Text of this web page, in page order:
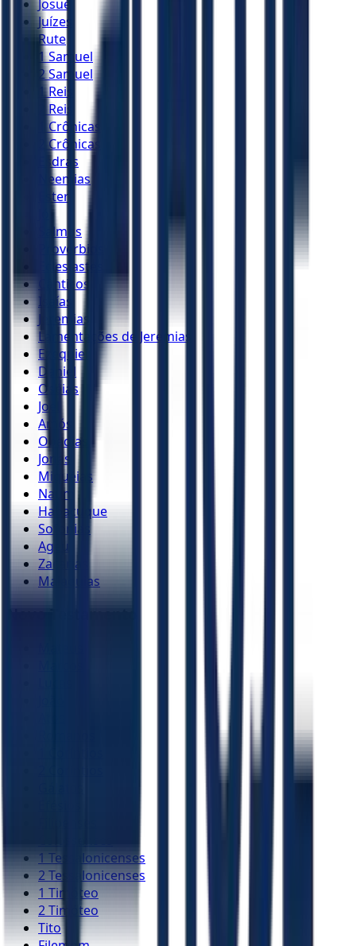
Josué
Juízes
Rute
1 Samuel
2 Samuel
1 Reis
2 Reis
1 Crônicas
2 Crônicas
Esdras
Neemias
Ester
Salmos
Provérbios
Eclesiastes
Cânticos
Isaías
Jeremias
Lamentações de Jeremias
Ezequiel
Daniel
Oséias
Joel
Amós
Obadias
Jonas
Miquéias
Naum
Habacuque
Sofonias
Ageu
Zacarias
Malaquias
1 Tessalonicenses
2 Tessalonicenses
1 Timóteo
2 Timóteo
Tito